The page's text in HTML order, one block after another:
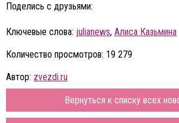
Поделись с друзьями:
Ключевые слова: julianews, Алиса Казьмина
Количество просмотров: 19 279
Автор: zvezdi.ru
Вернуться к списку всех